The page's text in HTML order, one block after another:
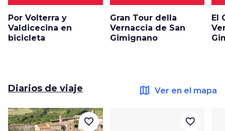
Por Volterra y
Valdicecina en
bicicleta
Gran Tour della
Vernaccia de San
Gimignano
El
Diarios de viaje map Ver en el mapa
favorite_border favorite_border